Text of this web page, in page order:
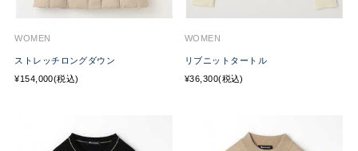
WOMEN
ストレッチロングダウン
¥154,000(税込)
WOMEN
リブニットタートル
¥36,300(税込)